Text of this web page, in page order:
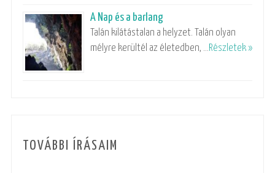
A Nap és a barlang
Talán kilátástalan a helyzet. Talán olyan
mélyre kerültél az életedben, …Részletek »
TOVÁBBI ÍRÁSAIM